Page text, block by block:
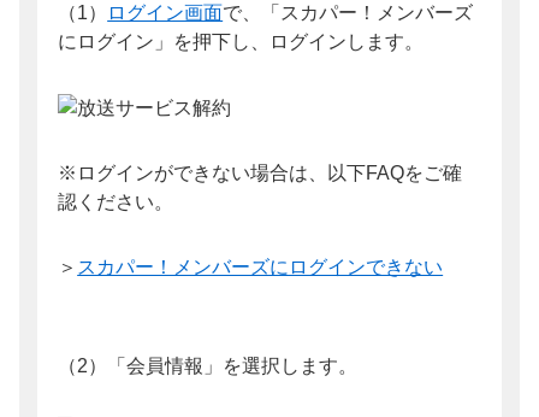
（1） ログイン画面で、「スカパー！メンバーズ
にログイン」を押下し、ログインします。
※ログインができない場合は、以下FAQをご確
認ください。
＞ スカパー！メンバーズにログインできない
（2）「会員情報」を選択します。